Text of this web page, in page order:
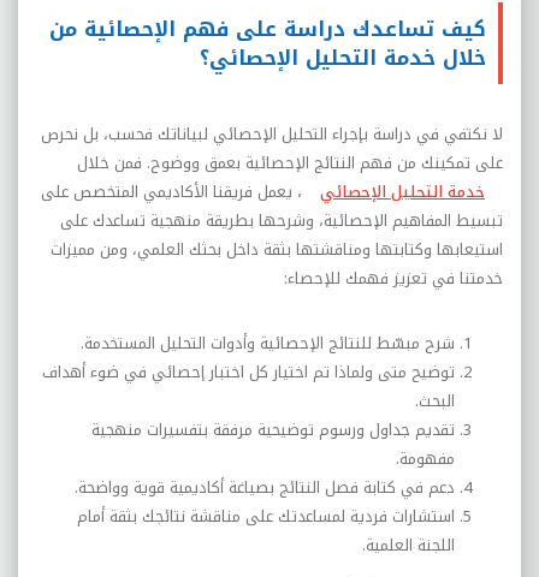
كيف تساعدك دراسة على فهم الإحصائية من
خلال خدمة التحليل الإحصائي؟
لا نكتفي في دراسة بإجراء التحليل الإحصائي لبياناتك فحسب، بل نحرص
على تمكينك من فهم النتائج الإحصائية بعمق ووضوح. فمن خلال
خدمة التحليل الإحصائي
، يعمل فريقنا الأكاديمي المتخصص على
تبسيط المفاهيم الإحصائية، وشرحها بطريقة منهجية تساعدك على
استيعابها وكتابتها ومناقشتها بثقة داخل بحثك العلمي، ومن مميزات
خدمتنا في تعزيز فهمك للإحصاء:
شرح مبسّط للنتائج الإحصائية وأدوات التحليل المستخدمة.
توضيح متى ولماذا تم اختيار كل اختبار إحصائي في ضوء أهداف
البحث.
تقديم جداول ورسوم توضيحية مرفقة بتفسيرات منهجية
مفهومة.
دعم في كتابة فصل النتائج بصياغة أكاديمية قوية وواضحة.
استشارات فردية لمساعدتك على مناقشة نتائجك بثقة أمام
اللجنة العلمية.